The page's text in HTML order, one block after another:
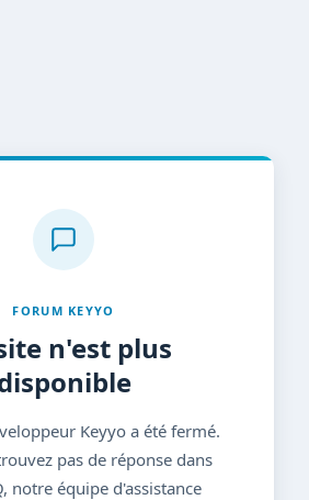
FORUM KEYYO
n'est plus
Keyyo a été fermé.
pas de réponse dans
notre équipe d'assistance